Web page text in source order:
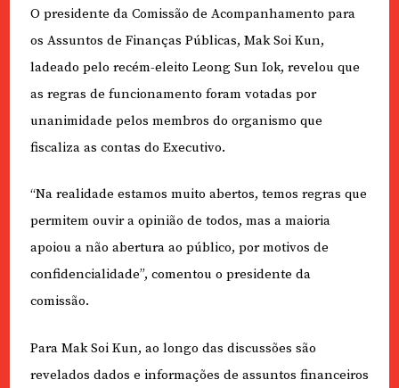
O presidente da Comissão de Acompanhamento para
os Assuntos de Finanças Públicas, Mak Soi Kun,
ladeado pelo recém-eleito Leong Sun Iok, revelou que
as regras de funcionamento foram votadas por
unanimidade pelos membros do organismo que
fiscaliza as contas do Executivo.
“Na realidade estamos muito abertos, temos regras que
permitem ouvir a opinião de todos, mas a maioria
apoiou a não abertura ao público, por motivos de
confidencialidade”, comentou o presidente da
comissão.
Para Mak Soi Kun, ao longo das discussões são
revelados dados e informações de assuntos financeiros